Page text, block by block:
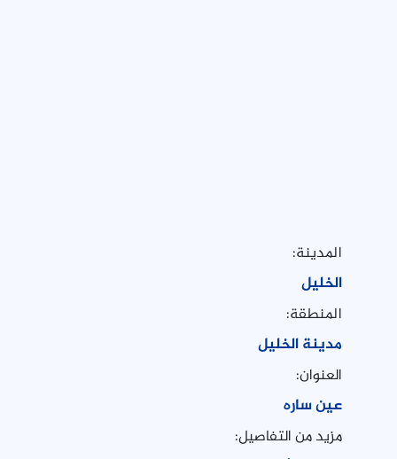
المدينة:
الخليل
المنطقة:
مدينة الخليل
العنوان:
عين ساره
مزيد من التفاصيل: